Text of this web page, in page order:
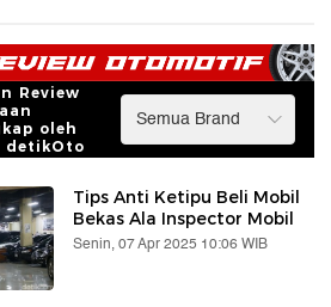
Review
oleh
detikOto
Tips Anti Ketipu Beli Mobil
Bekas Ala Inspector Mobil
Senin, 07 Apr 2025 10:06 WIB